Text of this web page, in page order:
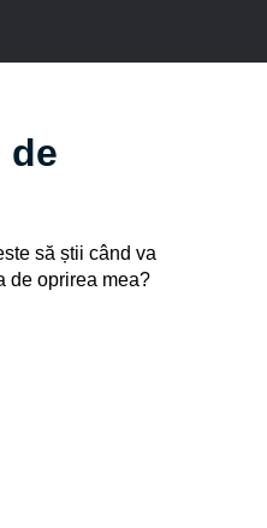
de
să știi când va
de oprirea mea?